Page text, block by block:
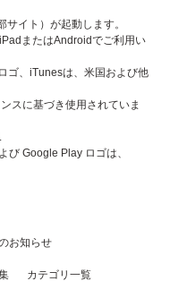
イト）が起動します。
またはAndroidでご利用い
ゴ、iTunesは、米国および他
スに基づき使用されていま
び Google Play ロゴは、
お知らせ
カテゴリ一覧